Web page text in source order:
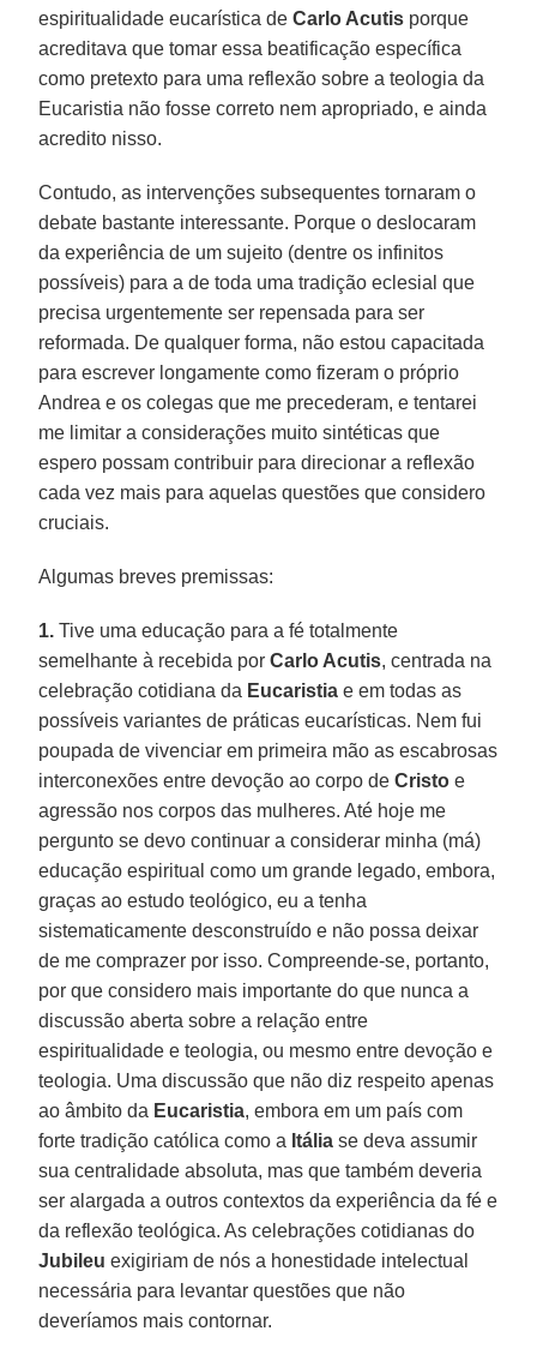
espiritualidade eucarística deCarlo Acutis porque
acreditava que tomar essa beatificação específica
como pretexto para uma reflexão sobre a teologia da
Eucaristia não fosse correto nem apropriado, e ainda
acredito nisso.
Contudo, as intervenções subsequentes tornaram o
debate bastante interessante. Porque o deslocaram
da experiência de um sujeito (dentre os infinitos
possíveis) para a de toda uma tradição eclesial que
precisa urgentemente ser repensada para ser
reformada. De qualquer forma, não estou capacitada
para escrever longamente como fizeram o próprio
Andrea e os colegas que me precederam, e tentarei
me limitar a considerações muito sintéticas que
espero possam contribuir para direcionar a reflexão
cada vez mais para aquelas questões que considero
cruciais.
Algumas breves premissas:
1. Tive uma educação para a fé totalmente
semelhante à recebida porCarlo Acutis, centrada na
celebração cotidiana da Eucaristia e em todas as
possíveis variantes de práticas eucarísticas. Nem fui
poupada de vivenciar em primeira mão as escabrosas
interconexões entre devoção ao corpo deCristo e
agressão nos corpos das mulheres. Até hoje me
pergunto se devo continuar a considerar minha (má)
educação espiritual como um grande legado, embora,
graças ao estudo teológico, eu a tenha
sistematicamente desconstruído e não possa deixar
de me comprazer por isso. Compreende-se, portanto,
por que considero mais importante do que nunca a
discussão aberta sobre a relação entre
espiritualidade e teologia, ou mesmo entre devoção e
teologia. Uma discussão que não diz respeito apenas
ao âmbito da Eucaristia, embora em um país com
forte tradição católica como a Itália se deva assumir
sua centralidade absoluta, mas que também deveria
ser alargada a outros contextos da experiência da fé e
da reflexão teológica. As celebrações cotidianas do
Jubileu exigiriam de nós a honestidade intelectual
necessária para levantar questões que não
deveríamos mais contornar.